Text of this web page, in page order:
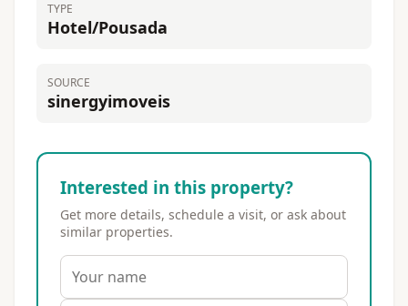
TYPE
Hotel/Pousada
SOURCE
sinergyimoveis
Interested in this property?
Get more details, schedule a visit, or ask about
similar properties.